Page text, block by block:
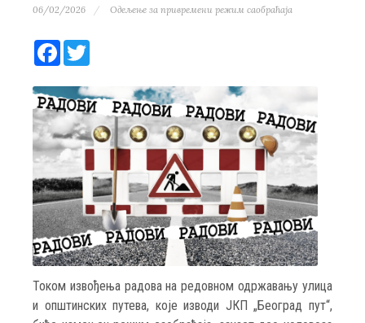
06/02/2026 Одељење за привремени режим саобраћаја
Facebook
Током извођења радова на редовном одржавању улица
и општинских путева, које изводи ЈКП „Београд пут“,